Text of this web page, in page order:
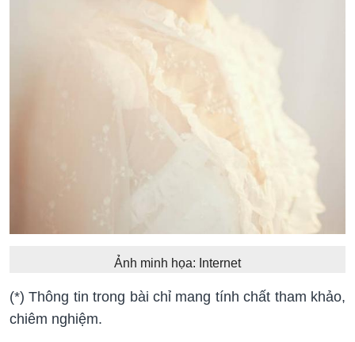
Ảnh minh họa: Internet
(*) Thông tin trong bài chỉ mang tính chất tham khảo,
chiêm nghiệm.